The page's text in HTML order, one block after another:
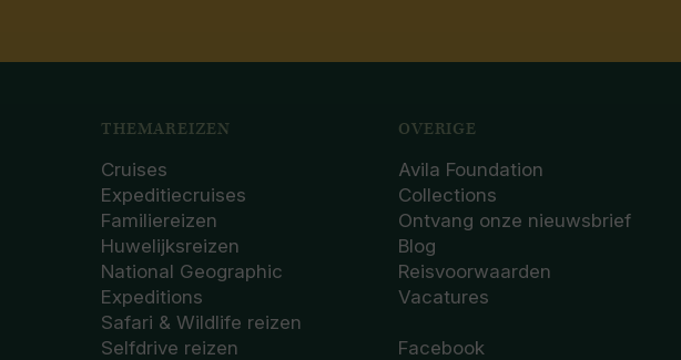
THEMAREIZEN
Cruises
Expeditiecruises
Familiereizen
Huwelijksreizen
National Geographic
Expeditions
Safari & Wildlife reizen
Selfdrive reizen
OVERIGE
Avila Foundation
Collections
Ontvang onze nieuwsbrief
Blog
Reisvoorwaarden
Vacatures
Facebook